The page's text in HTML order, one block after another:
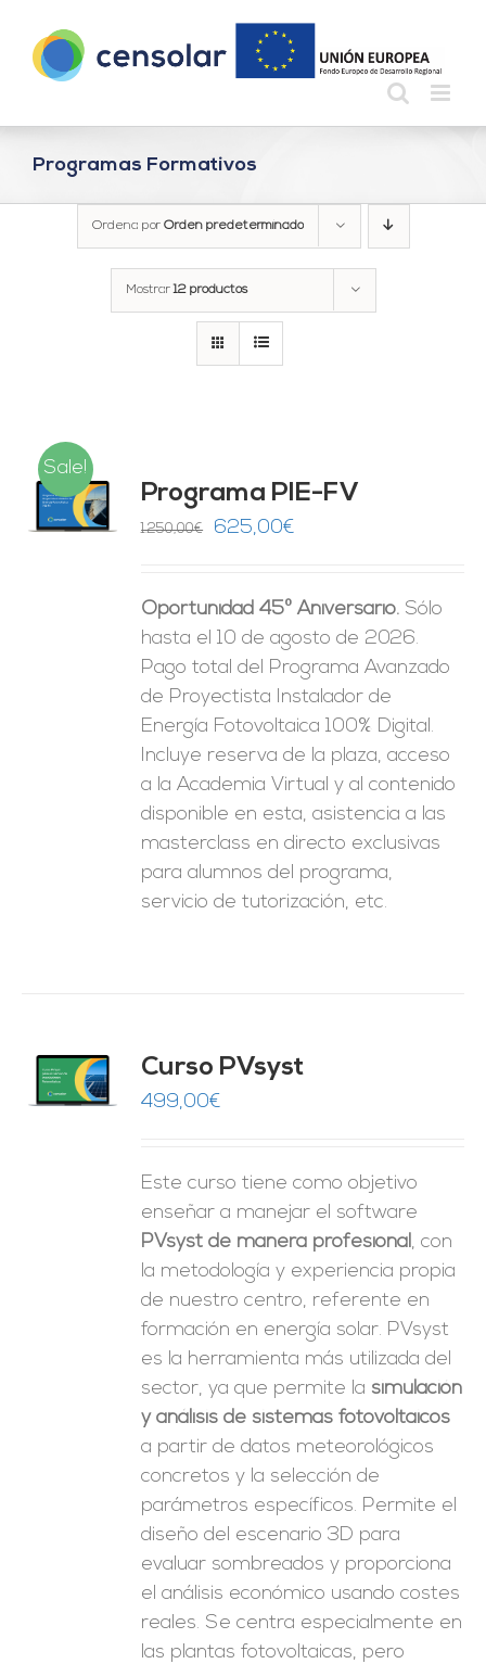
contenido
Programas Formativos
Ordena por Orden predeterminado
Mostrar12 productos
Sale!
Programa PIE-FV
1.250,00€
El
era:
1.250,00€.
625,00€
es:
625,00€.
Oportunidad 45º Aniversario. Sólo
hasta el 10 de agosto de 2026.
Pago total del Programa Avanzado
de Proyectista Instalador de
Energía Fotovoltaica 100% Digital.
Incluye reserva de la plaza, acceso
a la Academia Virtual y al contenido
disponible en esta, asistencia a las
masterclass en directo exclusivas
para alumnos del programa,
servicio de tutorización, etc.
Curso PVsyst
499,00€
Este curso tiene como objetivo
enseñar a manejar el software
PVsyst de manera profesional, con
la metodología y experiencia propia
de nuestro centro, referente en
formación en energía solar. PVsyst
es la herramienta más utilizada del
sector, ya que permite la simulación
y análisis de sistemas fotovoltaicos
a partir de datos meteorológicos
concretos y la selección de
parámetros específicos. Permite el
diseño del escenario 3D para
evaluar sombreados y proporciona
el análisis económico usando costes
reales. Se centra especialmente en
las plantas fotovoltaicas, pero